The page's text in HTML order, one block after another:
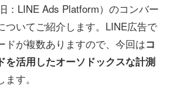
：LINE Ads Platform）のコンバー
ついてご紹介します。LINE広告で
ドが複数ありますので、今回はコ
を活用したオーソドックスな計測
す。